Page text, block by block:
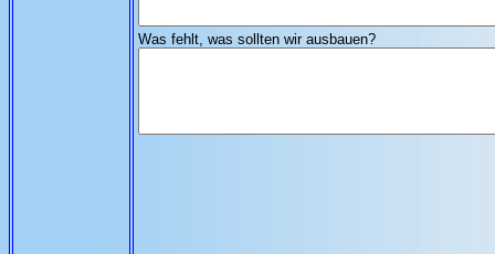
Was fehlt, was sollten wir ausbauen?